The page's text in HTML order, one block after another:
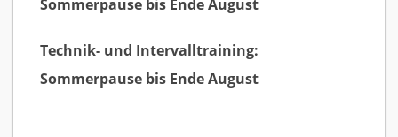
Sommerpause bis Ende August
Technik- und Intervalltraining:
Sommerpause bis Ende August